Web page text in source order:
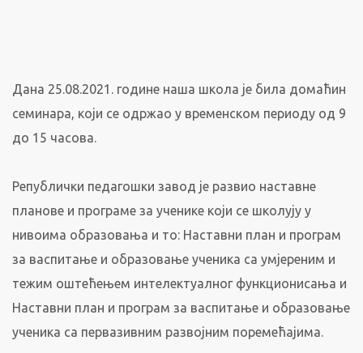
Дана 25.08.2021. године наша школа је била домаћин
семинара, који се одржао у временском периоду од 9
до 15 часова.
Републички педагошки завод је развио наставне
планове и програме за ученике који се школују у
нивоима образовања и то: Наставни план и програм
за васпитање и образовање ученика са умјереним и
тежим оштећењем интелектуалног функционисања и
Наставни план и програм за васпитање и образовање
ученика са первазивним развојним поремећајима.